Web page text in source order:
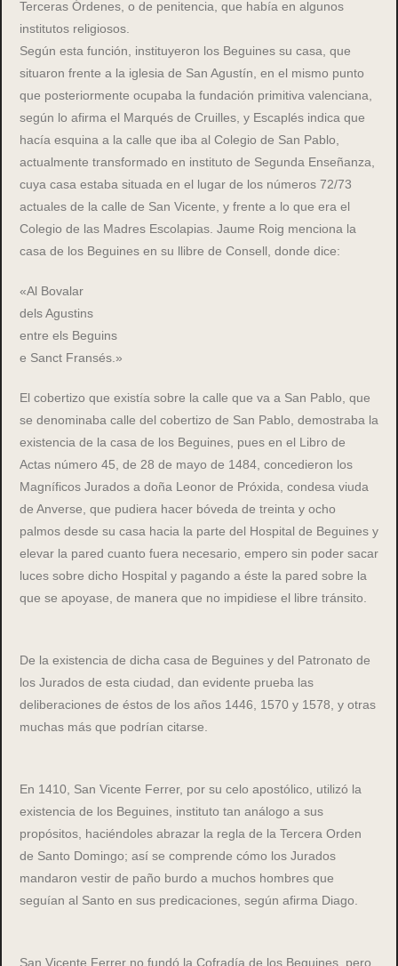
Terceras Órdenes, o de penitencia, que había en algunos
institutos religiosos.
Según esta función, instituyeron los Beguines su casa, que
situaron frente a la iglesia de San Agustín, en el mismo punto
que posteriormente ocupaba la fundación primitiva valenciana,
según lo afirma el Marqués de Cruilles, y Escaplés indica que
hacía esquina a la calle que iba al Colegio de San Pablo,
actualmente transformado en instituto de Segunda Enseñanza,
cuya casa estaba situada en el lugar de los números 72/73
actuales de la calle de San Vicente, y frente a lo que era el
Colegio de las Madres Escolapias. Jaume Roig menciona la
casa de los Beguines en su llibre de Consell, donde dice:
«Al Bovalar
dels Agustins
entre els Beguins
e Sanct Fransés.»
El cobertizo que existía sobre la calle que va a San Pablo, que
se denominaba calle del cobertizo de San Pablo, demostraba la
existencia de la casa de los Beguines, pues en el Libro de
Actas número 45, de 28 de mayo de 1484, concedieron los
Magníficos Jurados a doña Leonor de Próxida, condesa viuda
de Anverse, que pudiera hacer bóveda de treinta y ocho
palmos desde su casa hacia la parte del Hospital de Beguines y
elevar la pared cuanto fuera necesario, empero sin poder sacar
luces sobre dicho Hospital y pagando a éste la pared sobre la
que se apoyase, de manera que no impidiese el libre tránsito.
De la existencia de dicha casa de Beguines y del Patronato de
los Jurados de esta ciudad, dan evidente prueba las
deliberaciones de éstos de los años 1446, 1570 y 1578, y otras
muchas más que podrían citarse.
En 1410, San Vicente Ferrer, por su celo apostólico, utilizó la
existencia de los Beguines, instituto tan análogo a sus
propósitos, haciéndoles abrazar la regla de la Tercera Orden
de Santo Domingo; así se comprende cómo los Jurados
mandaron vestir de paño burdo a muchos hombres que
seguían al Santo en sus predicaciones, según afirma Diago.
San Vicente Ferrer no fundó la Cofradía de los Beguines, pero